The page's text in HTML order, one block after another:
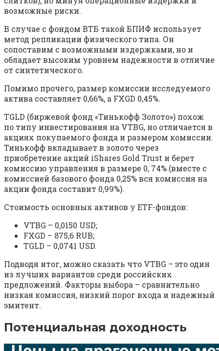
возможные риски.
В случае с фондом ВТБ такой БПИФ использует
метод репликации физического типа. Он
сопоставим с возможными издержками, но и
обладает высоким уровнем надежности в отличие
от синтетического.
Помимо прочего, размер комиссии исследуемого
актива составляет 0,66%, а FXGD 0,45%.
TGLD (биржевой фонд «Тинькофф Золото») похож
по типу инвестирования на VTBG, но отличается в
акциях покупаемого фонда и размером комиссии.
Тинькофф вкладывает в золото через
приобретение акций iShares Gold Trust и берет
комиссию управления в размере 0, 74% (вместе с
комиссией базового фонда 0,25% вся комиссия на
акции фонда составит 0,99%).
Стоимость основных активов у ETF-фондов:
VTBG – 0,0150 USD;
FXGD – 875,6 RUB;
TGLD – 0,0741 USD.
Подводя итог, можно сказать что VTBG – это один
из лучших вариантов среди российских
предложений. Факторы выбора – сравнительно
низкая комиссия, низкий порог входа и надежный
эмитент.
Потенциальная доходность